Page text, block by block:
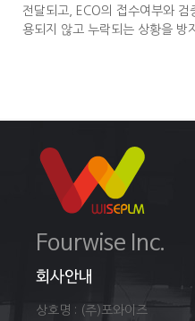
전달되고, ECO의 접수여부와 검
용되지 않고 누락되는 상황을 방
Fourwise Inc.
회사안내
상호명 : (주)포와이즈